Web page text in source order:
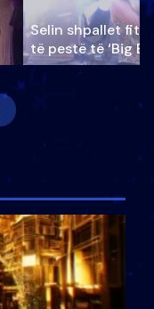
Selin shpallet
të pestë të ‘Big